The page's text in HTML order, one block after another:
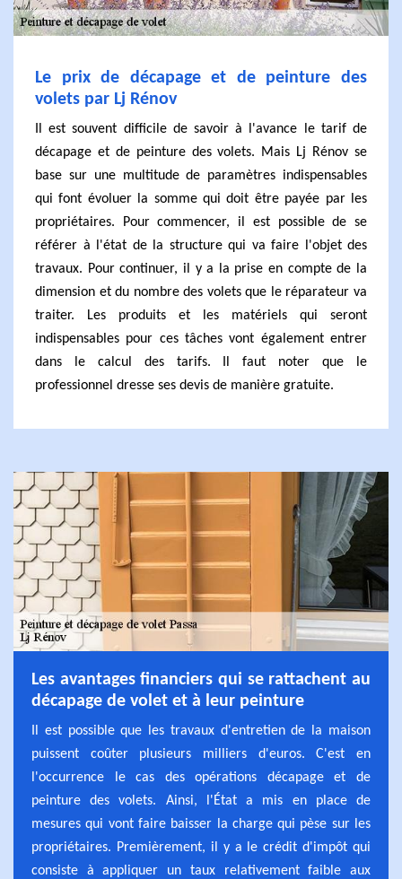
Le prix de décapage et de peinture des
volets par Lj Rénov
Il est souvent difficile de savoir à l'avance le tarif de
décapage et de peinture des volets. Mais Lj Rénov se
base sur une multitude de paramètres indispensables
qui font évoluer la somme qui doit être payée par les
propriétaires. Pour commencer, il est possible de se
référer à l'état de la structure qui va faire l'objet des
travaux. Pour continuer, il y a la prise en compte de la
dimension et du nombre des volets que le réparateur va
traiter. Les produits et les matériels qui seront
indispensables pour ces tâches vont également entrer
dans le calcul des tarifs. Il faut noter que le
professionnel dresse ses devis de manière gratuite.
Les avantages financiers qui se rattachent au
décapage de volet et à leur peinture
Il est possible que les travaux d'entretien de la maison
puissent coûter plusieurs milliers d'euros. C'est en
l'occurrence le cas des opérations décapage et de
peinture des volets. Ainsi, l'État a mis en place de
mesures qui vont faire baisser la charge qui pèse sur les
propriétaires. Premièrement, il y a le crédit d'impôt qui
consiste à appliquer un taux relativement faible aux